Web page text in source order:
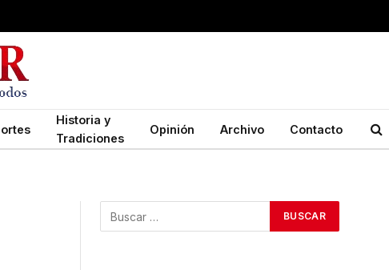
Historia y
Tradiciones
Opinión Archivo Contacto